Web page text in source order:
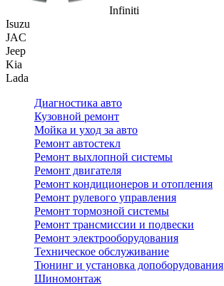
Infiniti
Isuzu
JAC
Jeep
Kia
Lada
Диагностика авто
Кузовной ремонт
Мойка и уход за авто
Ремонт автостекл
Ремонт выхлопной системы
Ремонт двигателя
Ремонт кондиционеров и отопления
Ремонт рулевого управления
Ремонт тормозной системы
Ремонт трансмиссии и подвески
Ремонт электрооборудования
Техническое обслуживание
Тюнинг и установка допоборудования
Шиномонтаж